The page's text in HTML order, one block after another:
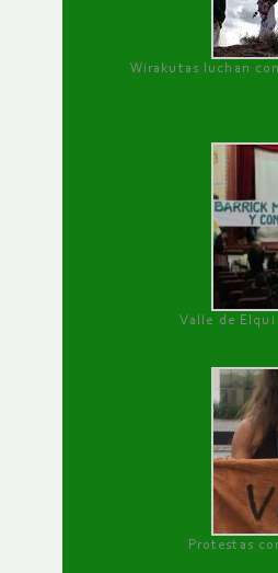
Wirakutas luchan
Valle de
Protestas